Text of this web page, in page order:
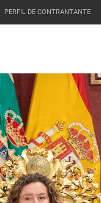
PERFIL DE CONTRANTANTE